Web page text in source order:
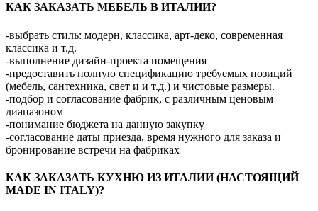
КАК ЗАКАЗАТЬ МЕБЕЛЬ В ИТАЛИИ?
-выбрать стиль: модерн, классика, арт-деко, современная
классика и т.д.
-выполнение дизайн-проекта помещения
-предоставить полную спецификацию требуемых позиций
(мебель, сантехника, свет и и т.д.) и чистовые размеры.
-подбор и согласование фабрик, с различным ценовым
диапазоном
-понимание бюджета на данную закупку
-согласование даты приезда, время нужного для заказа и
бронирование встречи на фабриках
КАК ЗАКАЗАТЬ КУХНЮ ИЗ ИТАЛИИ (НАСТОЯЩИЙ
MADE IN ITALY)?